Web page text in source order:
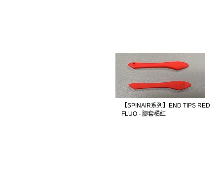
【SPINAIR系列】END TIPS RED
FLUO - 腳套橘紅